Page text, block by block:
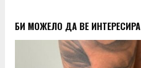
БИ МОЖЕЛО ДА ВЕ ИНТЕРЕСИРА